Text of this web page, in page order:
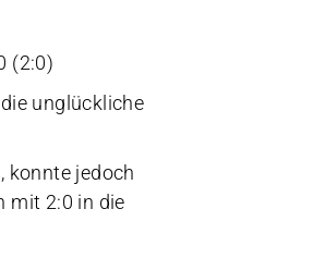
(2:0)
unglückliche
konnte jedoch
mit 2:0 in die